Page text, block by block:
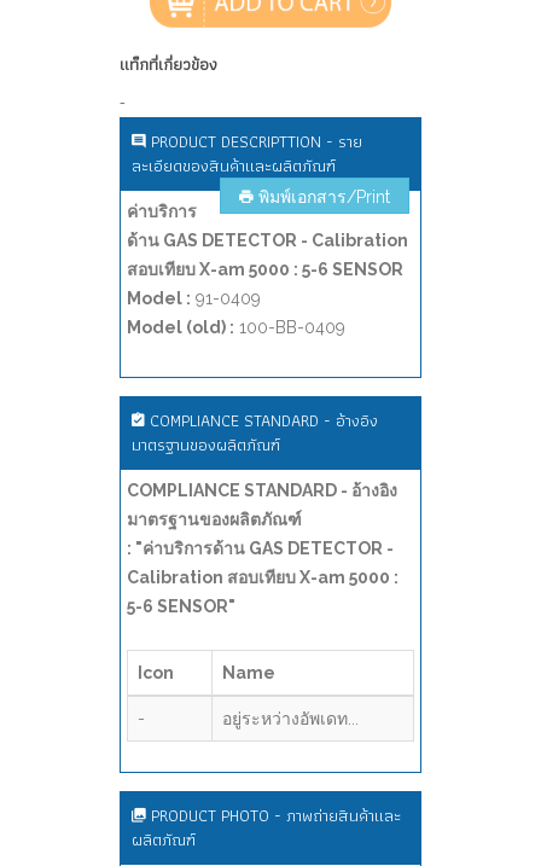
แท็กที่เกี่ยวข้อง
-
PRODUCT DESCRIPTTION - ราย
ละเอียดของสินค้าและผลิตภัณฑ์
พิมพ์เอกสาร/Print
ค่าบริการ
ด้าน GAS DETECTOR - Calibration
สอบเทียบ X-am 5000 : 5-6 SENSOR
Model : 91-0409
Model (old) : 100-BB-0409
COMPLIANCE STANDARD - อ้างอิง
มาตรฐานของผลิตภัณฑ์
COMPLIANCE STANDARD - อ้างอิง
มาตรฐานของผลิตภัณฑ์
: "ค่าบริการด้าน GAS DETECTOR -
Calibration สอบเทียบ X-am 5000 :
5-6 SENSOR"
Icon Name
- อยู่ระหว่างอัพเดท...
PRODUCT PHOTO - ภาพถ่ายสินค้าและ
ผลิตภัณฑ์